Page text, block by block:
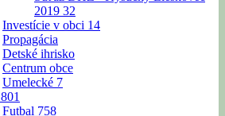
2019 32
Investície v obci 14
Propagácia
Detské ihrisko
Centrum obce
Umelecké 7
801
Futbal 758